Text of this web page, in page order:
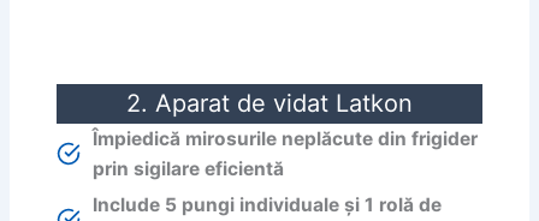
2. Aparat de vidat Latkon
Împiedică mirosurile neplăcute din frigider
prin sigilare eficientă
Include 5 pungi individuale și 1 rolă de